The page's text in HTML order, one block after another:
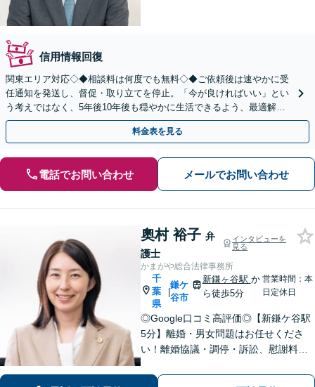
信用情報回復
関東エリア対応◇◆相談料は何度でも無料◇◆ご依頼後は速やかに受
任通知を発送し、督促・取り立てを停止。「今が良ければいい」とい
う考えではなく、5年後10年後も穏やかに生活できるよう、最適解を
ご提案。借金問題は一人で抱え込まずご相談ください。
料金表を見る
電話でお問い合わせ メールでお問い合わせ
奧村 裕子 弁
護士
インタビューを
見る
かまがや総合法律事務所
千
葉
県
|
鎌ケ
谷市
新鎌ヶ谷駅 か
ら徒歩5分
営業時間：本
日定休日
◎Google口コミ高評価◎【新鎌ケ谷駅
5分】離婚・男女問題はお任せくださ
い！離婚協議・調停・訴訟、慰謝料、
向けた新たな一歩を、弁護士が丁寧に